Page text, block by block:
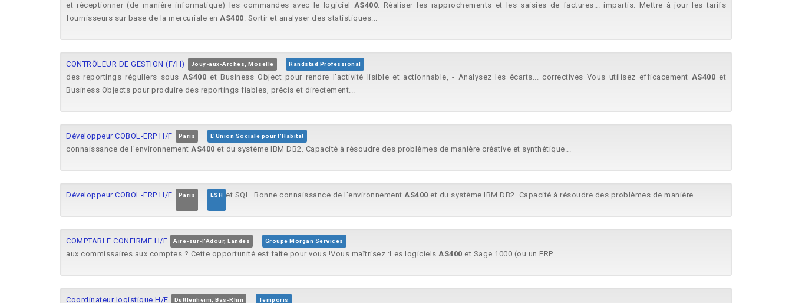
et réceptionner (de manière informatique) les commandes avec le logiciel AS400. Réaliser les rapprochements et les saisies de factures... impartis. Mettre à jour les tarifs
fournisseurs sur base de la mercuriale en AS400. Sortir et analyser des statistiques...
CONTRÔLEUR DE GESTION (F/H) Jouy-aux-Arches, Moselle Randstad Professional
des reportings réguliers sous AS400 et Business Object pour rendre l'activité lisible et actionnable, - Analysez les écarts... correctives Vous utilisez efficacement AS400 et
Business Objects pour produire des reportings fiables, précis et directement...
Développeur COBOL-ERP H/F Paris L'Union Sociale pour l'Habitat
connaissance de l'environnement AS400 et du système IBM DB2. Capacité à résoudre des problèmes de manière créative et synthétique...
Développeur COBOL-ERP H/F Paris ESH et SQL. Bonne connaissance de l'environnement AS400 et du système IBM DB2. Capacité à résoudre des problèmes de manière...
COMPTABLE CONFIRME H/F Aire-sur-l'Adour, Landes Groupe Morgan Services
aux commissaires aux comptes ? Cette opportunité est faite pour vous !Vous maîtrisez :Les logiciels AS400 et Sage 1000 (ou un ERP...
Coordinateur logistique H/F Duttlenheim, Bas-Rhin Temporis